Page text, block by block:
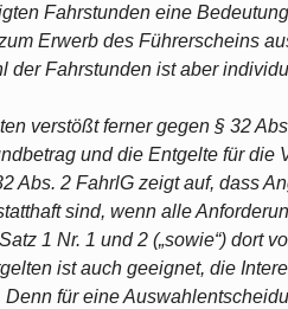
Fahrstunden eine
Erwerb des Führerscheins
der Fahrstunden ist aber
verstößt ferner gegen § 32
und die Entgelte für die
Abs. 2 FahrlG zeigt auf, dass
sind, wenn alle
1 Nr. 1 und 2 („sowie“) dort
ist auch geeignet, die
für eine